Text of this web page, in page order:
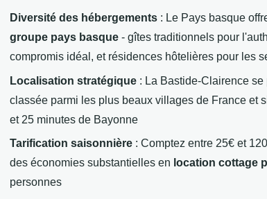
Diversité des hébergements : Le Pays basque
groupe pays basque - gîtes traditionnels pour
compromis idéal, et résidences hôtelières pour les
Localisation stratégique : La Bastide-Clairence
classée parmi les plus beaux villages de France et
et 25 minutes de Bayonne
Tarification saisonnière : Comptez entre 25€ et
des économies substantielles en location cottage
personnes